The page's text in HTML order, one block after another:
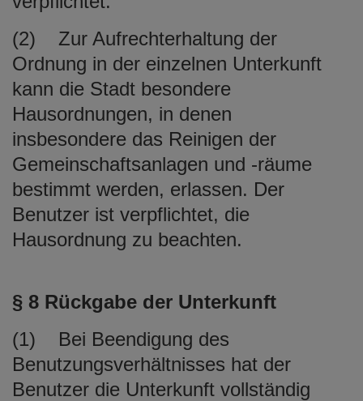
(2) Zur Aufrechterhaltung der
Ordnung in der einzelnen Unterkunft
kann die Stadt besondere
Hausordnungen, in denen
insbesondere das Reinigen der
Gemeinschaftsanlagen und -räume
bestimmt werden, erlassen. Der
Benutzer ist verpflichtet, die
Hausordnung zu beachten.
§ 8 Rückgabe der Unterkunft
(1) Bei Beendigung des
Benutzungsverhältnisses hat der
Benutzer die Unterkunft vollständig